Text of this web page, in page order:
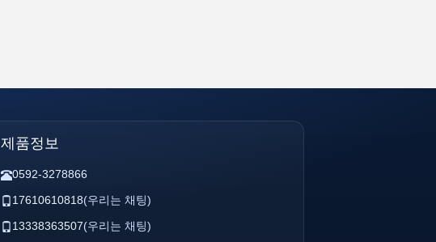
제품정보
0592-3278866
17610610818(우리는 채팅)
13338363507(우리는 채팅)